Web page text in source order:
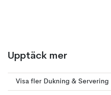
Upptäck mer
Visa fler Dukning & Servering